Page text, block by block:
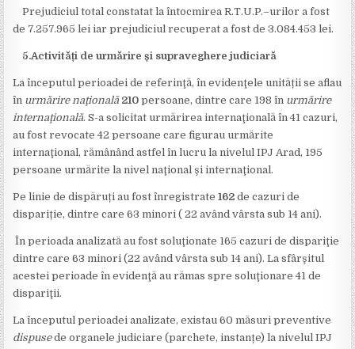
Prejudiciul total constatat la întocmirea R.T.U.P.–urilor a fost
de 7.257.965 lei iar prejudiciul recuperat a fost de 3.084.453 lei.
5.Activități de urmărire și supraveghere judiciară
La începutul perioadei de referinţă, în evidenţele unității se aflau
în urmărire naţională 210 persoane, dintre care 198 în urmărire
internaţională. S-a solicitat urmărirea internaţională în 41 cazuri,
au fost revocate 42 persoane care figurau urmărite
internaţional, rămânând astfel în lucru la nivelul IPJ Arad, 195
persoane urmărite la nivel naţional şi internaţional.
Pe linie de dispăruți au fost înregistrate162 de cazuri de
dispariție, dintre care 63 minori ( 22 având vârsta sub 14 ani).
În perioada analizată au fost soluţionate 165 cazuri de dispariţie
dintre care 63 minori (22 având vârsta sub 14 ani). La sfârşitul
acestei perioade în evidenţă au rămas spre soluţionare 41 de
dispariţii.
La începutul perioadei analizate, existau 60 măsuri preventive
dispusede organele judiciare (parchete, instanțe) la nivelul IPJ